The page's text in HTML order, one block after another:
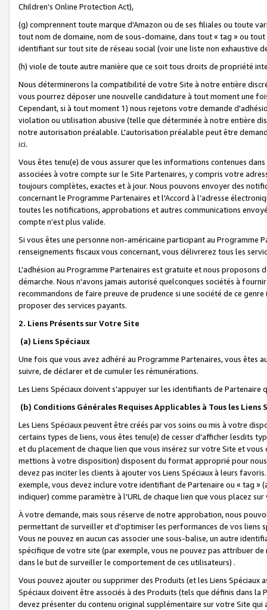
Children’s Online Protection Act),
(g) comprennent toute marque d'Amazon ou de ses filiales ou toute
tout nom de domaine, nom de sous-domaine, dans tout « tag » ou
identifiant sur tout site de réseau social (voir une liste non exhaustive
(h) viole de toute autre manière que ce soit tous droits de propriété
Nous déterminerons la compatibilité de votre Site à notre entière
vous pourrez déposer une nouvelle candidature à tout moment une
Cependant, si à tout moment 1) nous rejetons votre demande
violation ou utilisation abusive (telle que déterminée à notre entière
notre autorisation préalable. L'autorisation préalable peut être
ici.
Vous êtes tenu(e) de vous assurer que les informations contenues
associées à votre compte sur le Site Partenaires, y compris votre
toujours complètes, exactes et à jour. Nous pouvons envoyer des
concernant le Programme Partenaires et l'Accord à l’adresse
toutes les notifications, approbations et autres communications
compte n’est plus valide.
Si vous êtes une personne non-américaine participant au
renseignements fiscaux vous concernant, vous délivrerez tous les
L'adhésion au Programme Partenaires est gratuite et nous proposons
démarche. Nous n'avons jamais autorisé quelconques sociétés à
recommandons de faire preuve de prudence si une société de ce
proposer des services payants.
2. Liens Présents sur Votre Site
(a) Liens Spéciaux
Une fois que vous avez adhéré au Programme Partenaires, vous êtes
suivre, de déclarer et de cumuler les rémunérations.
Les Liens Spéciaux doivent s'appuyer sur les identifiants de Partenaire
(b) Conditions Générales Requises Applicables à Tous les Liens
Les Liens Spéciaux peuvent être créés par vos soins ou mis à votre
certains types de liens, vous êtes tenu(e) de cesser d'afficher lesdits
et du placement de chaque lien que vous insérez sur votre Site et
mettions à votre disposition) disposent du format approprié pour
devez pas inciter les clients à ajouter vos Liens Spéciaux à leurs
exemple, vous devez inclure votre identifiant de Partenaire ou « tag
indiquer) comme paramètre à l'URL de chaque lien que vous placez
À votre demande, mais sous réserve de notre approbation, nous
permettant de surveiller et d'optimiser les performances de vos liens
Vous ne pouvez en aucun cas associer une sous-balise, un autre
spécifique de votre site (par exemple, vous ne pouvez pas attribuer
dans le but de surveiller le comportement de ces utilisateurs) .
Vous pouvez ajouter ou supprimer des Produits (et les Liens
Spéciaux doivent être associés à des Produits (tels que définis dans
devez présenter du contenu original supplémentaire sur votre Site qui